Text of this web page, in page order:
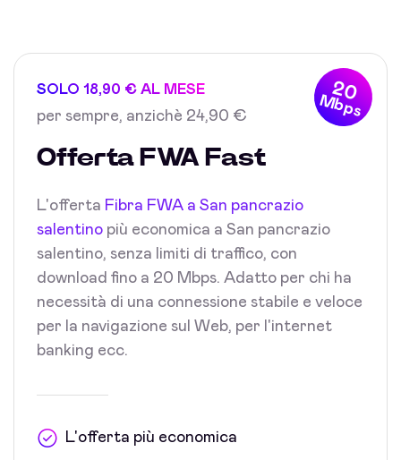
20
Mbps
SOLO 18,90 € AL MESE
per sempre, anzichè 24,90 €
Offerta FWA Fast
L'offerta Fibra FWA a San pancrazio
salentino più economica a San pancrazio
salentino, senza limiti di traffico, con
download fino a 20 Mbps. Adatto per chi ha
necessità di una connessione stabile e veloce
per la navigazione sul Web, per l'internet
banking ecc.
L'offerta più economica